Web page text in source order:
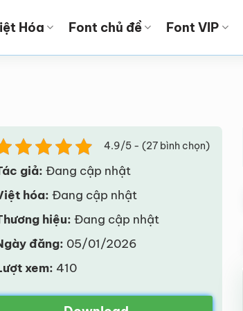
Hóa Font chủ đề Font VIP
4.9/5 - (27 bình chọn)
giả: Đang cập nhật
hóa: Đang cập nhật
hiệu: Đang cập nhật
đăng: 05/01/2026
xem: 410